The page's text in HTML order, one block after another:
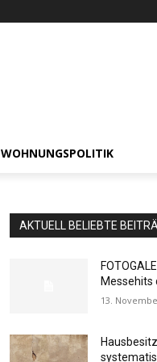
WOHNUNGSPOLITIK
AKTUELL BELIEBTE
Messehits
13.